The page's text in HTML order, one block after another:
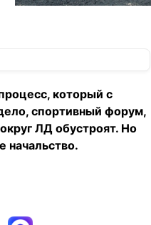
который с
спортивный форум,
ЛД обустроят. Но
начальство.